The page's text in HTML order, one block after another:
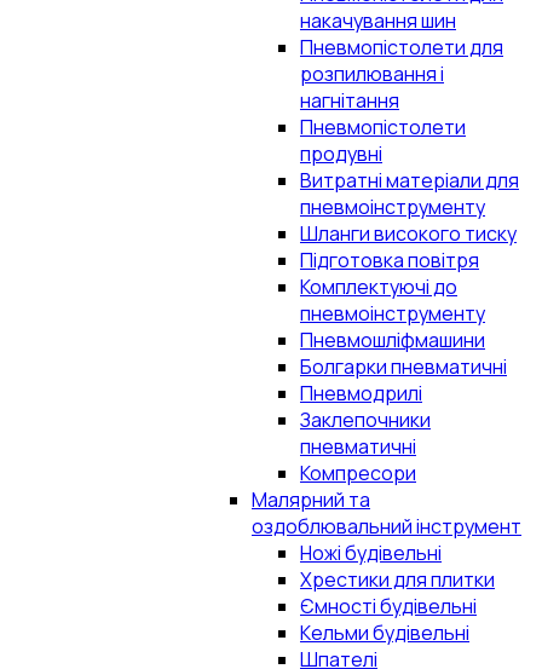
накачування шин
Пневмопістолети для
розпилювання і
нагнітання
Пневмопістолети
продувні
Витратні матеріали для
пневмоінструменту
Шланги високого тиску
Підготовка повітря
Комплектуючі до
пневмоінструменту
Пневмошліфмашини
Болгарки пневматичні
Пневмодрилі
Заклепочники
пневматичні
Компресори
Малярний та
оздоблювальний інструмент
Ножі будівельні
Хрестики для плитки
Ємності будівельні
Кельми будівельні
Шпателі